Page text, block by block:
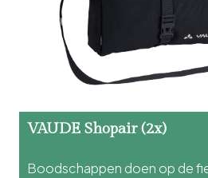
VAUDE Shopair (2x)
Boodschappen doen op de